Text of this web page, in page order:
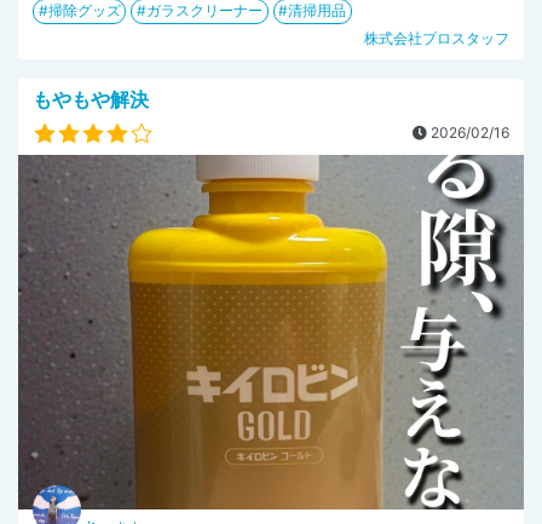
掃除グッズ ガラスクリーナー
清掃用品
株式会社プロスタッフ
もやもや解決
2026/02/16